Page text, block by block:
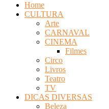
Home
CULTURA
Arte
CARNAVAL
CINEMA
Filmes
Circo
Livros
Teatro
TV
DICAS DIVERSAS
Beleza